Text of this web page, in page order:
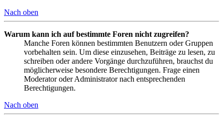
Nach oben
Warum kann ich auf bestimmte Foren nicht zugreifen?
Manche Foren können bestimmten Benutzern oder Gruppen
vorbehalten sein. Um diese einzusehen, Beiträge zu lesen, zu
schreiben oder andere Vorgänge durchzuführen, brauchst du
möglicherweise besondere Berechtigungen. Frage einen
Moderator oder Administrator nach entsprechenden
Berechtigungen.
Nach oben